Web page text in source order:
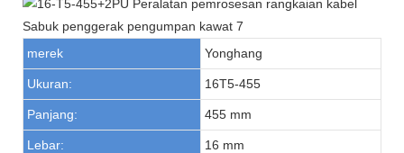
merek Yonghang
Ukuran: 16T5-455
Panjang: 455 mm
Lebar: 16 mm